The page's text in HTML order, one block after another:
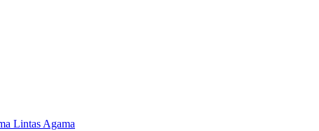
Lintas Agama